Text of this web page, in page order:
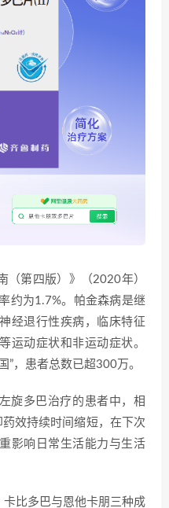
（第四版）》（2020年）
约为1.7%。帕金森病是继
经退行性疾病，临床特征
运动症状和非运动症状。
”，患者总数已超300万。
旋多巴治疗的患者中，相
药效持续时间缩短，在下次
影响日常生活能力与生活
比多巴与恩他卡朋三种成